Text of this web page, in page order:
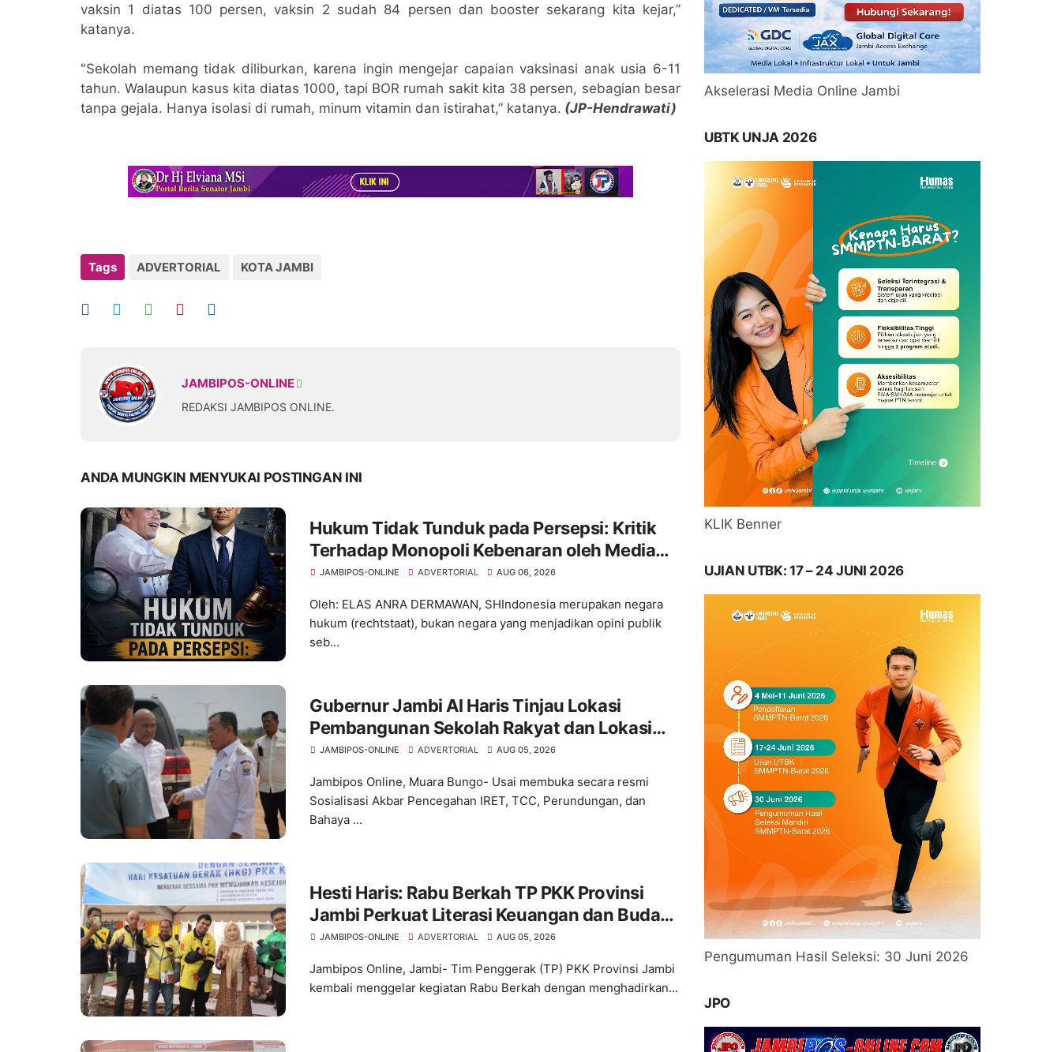
vaksin 1 diatas 100 persen, vaksin 2 sudah 84 persen dan booster sekarang kita kejar,”
katanya.
"Sekolah memang tidak diliburkan, karena ingin mengejar capaian vaksinasi anak usia 6-11
tahun. Walaupun kasus kita diatas 1000, tapi BOR rumah sakit kita 38 persen, sebagian besar
tanpa gejala. Hanya isolasi di rumah, minum vitamin dan istirahat,” katanya. (JP-Hendrawati)
Tags ADVERTORIAL KOTA JAMBI
JAMBIPOS-ONLINE
REDAKSI JAMBIPOS ONLINE.
ANDA MUNGKIN MENYUKAI POSTINGAN INI
Hukum Tidak Tunduk pada Persepsi: Kritik
Terhadap Monopoli Kebenaran oleh Media
dan Aktivis
JAMBIPOS-ONLINE ADVERTORIAL AUG 06, 2026
Oleh: ELAS ANRA DERMAWAN, SHIndonesia merupakan negara
hukum (rechtstaat), bukan negara yang menjadikan opini publik
seb...
Gubernur Jambi Al Haris Tinjau Lokasi
Pembangunan Sekolah Rakyat dan Lokasi
Pembangunan BTN Bungo Green City
JAMBIPOS-ONLINE ADVERTORIAL AUG 05, 2026
Jambipos Online, Muara Bungo- Usai membuka secara resmi
Sosialisasi Akbar Pencegahan IRET, TCC, Perundungan, dan
Bahaya ...
Hesti Haris: Rabu Berkah TP PKK Provinsi
Jambi Perkuat Literasi Keuangan dan Budaya
Kelola Sampah dari Rumah
JAMBIPOS-ONLINE ADVERTORIAL AUG 05, 2026
Jambipos Online, Jambi- Tim Penggerak (TP) PKK Provinsi Jambi
kembali menggelar kegiatan Rabu Berkah dengan menghadirkan...
Akselerasi Media Online Jambi
UBTK UNJA 2026
KLIK Benner
UJIAN UTBK: 17 – 24 JUNI 2026
Pengumuman Hasil Seleksi: 30 Juni 2026
JPO